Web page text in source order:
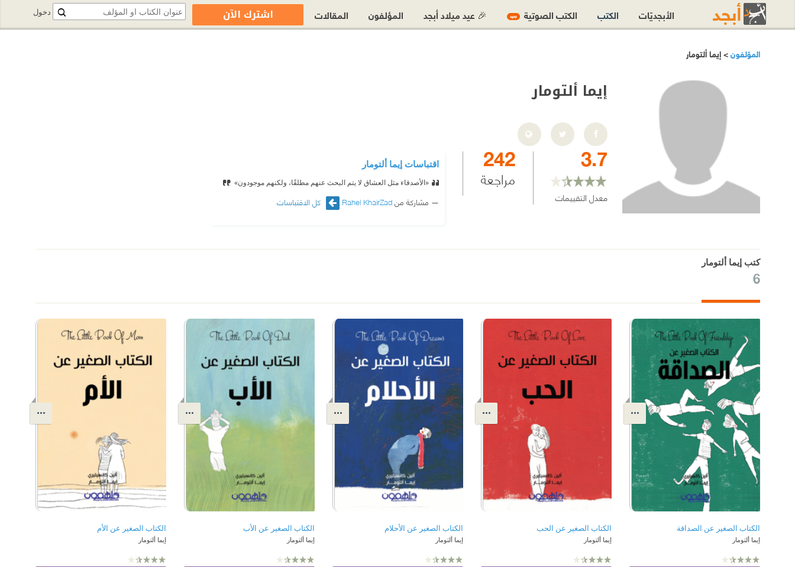
المؤلفون> إيما ألتومار
إيما ألتومار
3.7
معدل التقييمات
242
مراجعة
اقتباسات إيما ألتومار
«الأصدقاء مثل العشاق لا يتم البحث عنهم مطلقًا، ولكنهم موجودون»
مشاركة منRahel KhairZad كل الاقتباسات
كتب إيما ألتومار
6
الكتاب الصغير عن الصداقة
إيما ألتومار
الكتاب الصغير عن الحب
إيما ألتومار
الكتاب الصغير عن الأحلام
إيما ألتومار
الكتاب الصغير عن الأب
إيما ألتومار
الكتاب الصغير عن الأم
إيما ألتومار
دخول الأبجديّات الكتب الكتب الصوتية جديد 🎉 عيد ميلاد أبجد المؤلفون المقالات اشترك الآن